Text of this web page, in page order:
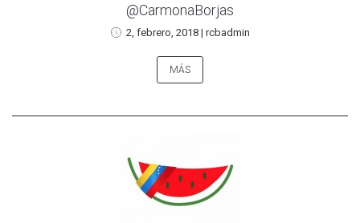
@CarmonaBorjas
2, febrero, 2018 | rcbadmin
MÁS